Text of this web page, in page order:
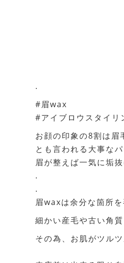
.
#眉wax
#アイブロウスタイリ
お顔の印象の8割は眉
とも言われる大事なパ
眉が整えば一気に垢
.
.
眉waxは余分な箇所
細かい産毛や古い角
その為、お肌がツル